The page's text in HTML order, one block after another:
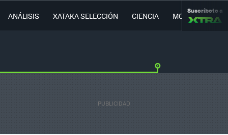
ANÁLISIS XATAKA SELECCIÓN CIENCIA MOVILIDAD
Suscríbete a